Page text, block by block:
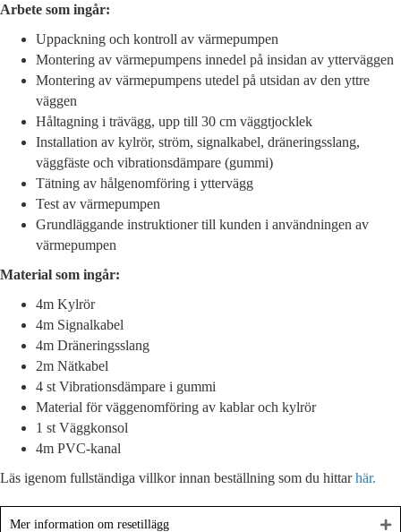
Arbete som ingår:
Uppackning och kontroll av värmepumpen
Montering av värmepumpens innedel på insidan av ytterväggen
Montering av värmepumpens utedel på utsidan av den yttre
väggen
Håltagning i trävägg, upp till 30 cm väggtjocklek
Installation av kylrör, ström, signalkabel, dräneringsslang,
väggfäste och vibrationsdämpare (gummi)
Tätning av hålgenomföring i yttervägg
Test av värmepumpen
Grundläggande instruktioner till kunden i användningen av
värmepumpen
Material som ingår:
4m Kylrör
4m Signalkabel
4m Dräneringsslang
2m Nätkabel
4 st Vibrationsdämpare i gummi
Material för väggenomföring av kablar och kylrör
1 st Väggkonsol
4m PVC-kanal
Läs igenom fullständiga villkor innan beställning som du hittarhär.
Mer information om resetillägg